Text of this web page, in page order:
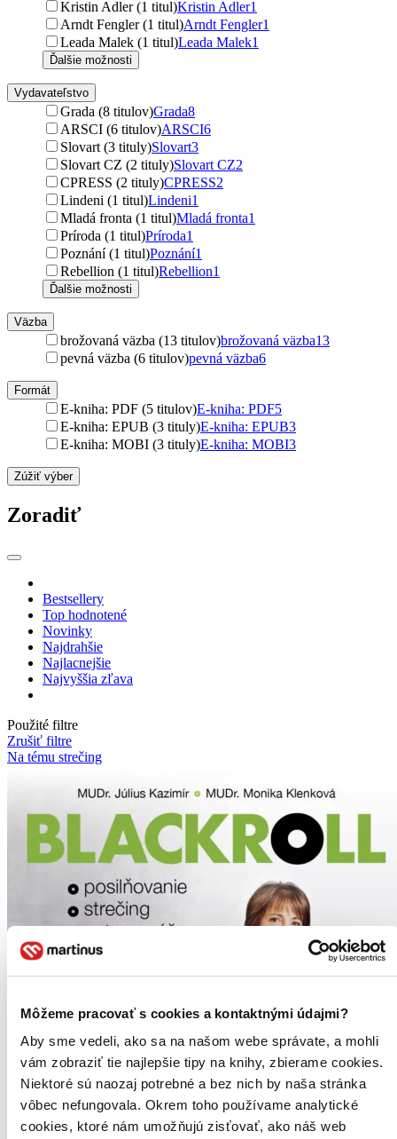
Môžeme pracovať s cookies a kontaktnými údajmi?
Aby sme vedeli, ako sa na našom webe správate, a mohli
vám zobraziť tie najlepšie tipy na knihy, zbierame cookies.
Niektoré sú naozaj potrebné a bez nich by naša stránka
vôbec nefungovala. Okrem toho používame analytické
cookies, ktoré nám umožňujú zisťovať, ako náš web
Kristin Adler (1 titul)Kristin Adler1
Arndt Fengler (1 titul)Arndt Fengler1
Leada Malek (1 titul)Leada Malek1
Ďalšie možnosti
Vydavateľstvo
Grada (8 titulov)Grada8
ARSCI (6 titulov)ARSCI6
Slovart (3 tituly)Slovart3
Slovart CZ (2 tituly)Slovart CZ2
CPRESS (2 tituly)CPRESS2
Lindeni (1 titul)Lindeni1
Mladá fronta (1 titul)Mladá fronta1
Príroda (1 titul)Príroda1
Poznání (1 titul)Poznání1
Rebellion (1 titul)Rebellion1
Ďalšie možnosti
Väzba
brožovaná väzba (13 titulov)brožovaná väzba13
pevná väzba (6 titulov)pevná väzba6
Formát
E-kniha: PDF (5 titulov)E-kniha: PDF5
E-kniha: EPUB (3 tituly)E-kniha: EPUB3
E-kniha: MOBI (3 tituly)E-kniha: MOBI3
Zúžiť výber
Zoradiť
Bestsellery
Top hodnotené
Novinky
Najdrahšie
Najlacnejšie
Najvyššia zľava
Použité filtre
Zrušiť filtre
Na tému strečing